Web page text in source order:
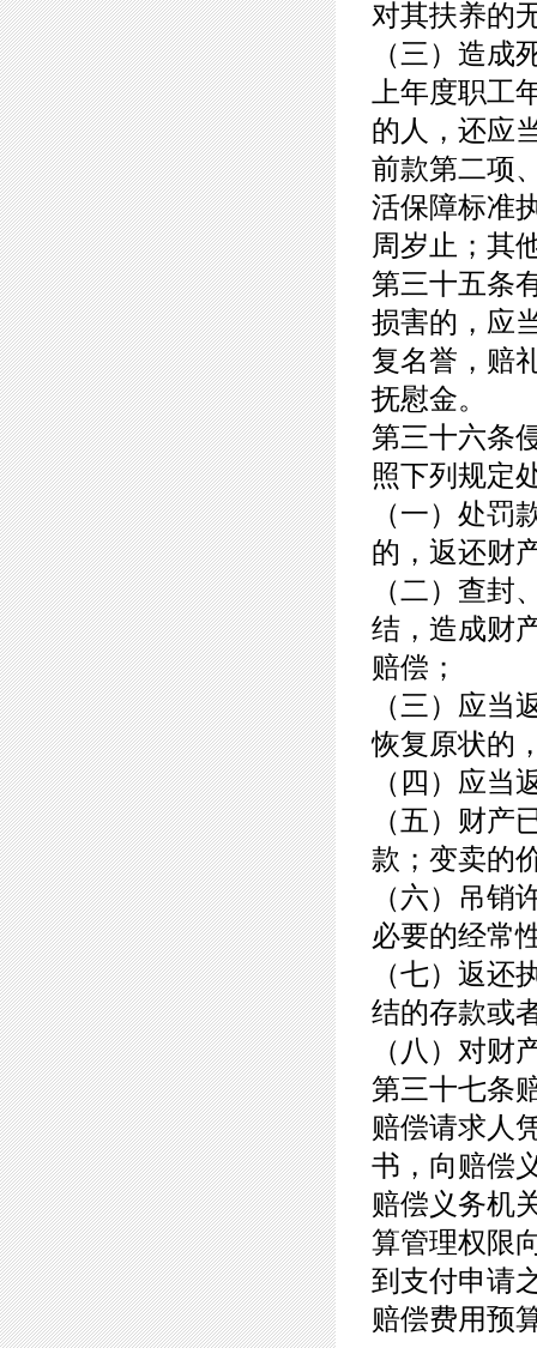
对其扶养的
（三）造成
上年度职工
的人，还应
前款第二项
活保障标准
周岁止；其
第三十五条
损害的，应
复名誉，赔
抚慰金。
第三十六条
照下列规定
（一）处罚
的，返还财
（二）查封
结，造成财
赔偿；
（三）应当
恢复原状的
（四）应当
（五）财产
款；变卖的
（六）吊销
必要的经常
（七）返还
结的存款或
（八）对财
第三十七条
赔偿请求人
书，向赔偿
赔偿义务机
算管理权限
到支付申请
赔偿费用预